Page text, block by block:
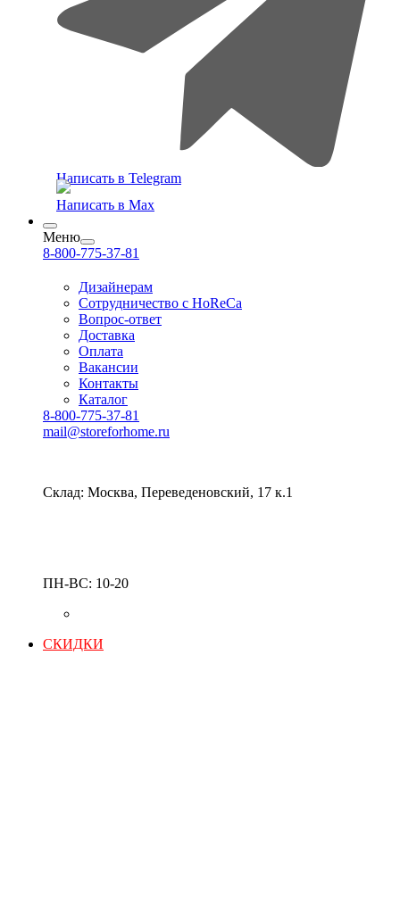
Написать в Telegram
Написать в Max
Меню
8-800-775-37-81
Дизайнерам
Сотрудничество с HoReCa
Вопрос-ответ
Доставка
Оплата
Вакансии
Контакты
Каталог
8-800-775-37-81
mail@storeforhome.ru
Склад: Москва, Переведеновский, 17 к.1
ПН-ВС: 10-20
СКИДКИ